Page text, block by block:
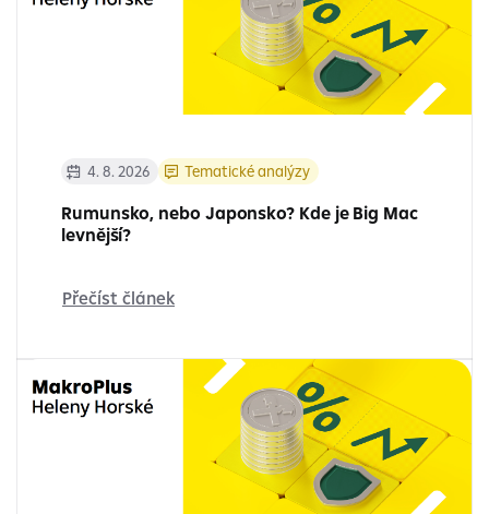
Tematické analýzy
4. 8. 2026
Rumunsko, nebo Japonsko? Kde je Big Mac
levnější?
Přečíst článek